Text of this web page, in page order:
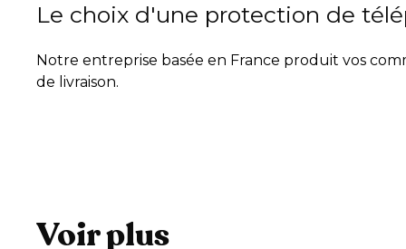
Le choix d'une protection de
Notre entreprise basée en France produit vos
de livraison.
Voir plus